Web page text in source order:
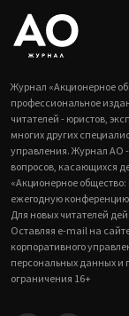
Журнал «Акционерное
профессиональное
читателей - юристов,
многих других
управления. Журнал АО
вопросов, касающихся
«Акционерное
ежегодную
Для новых читателей
Оставляя e-mail на
корпоративного
персональных данных и
ограничения 16+